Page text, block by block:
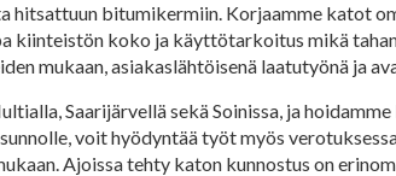
bitumikermiin. Korjaamme katot
kiinteistön koko ja käyttötarkoitus mikä
mukaan, asiakaslähtöisenä laatutyönä ja
Saarijärvellä sekä Soinissa, ja
voit hyödyntää työt myös
Ajoissa tehty katon kunnostus on